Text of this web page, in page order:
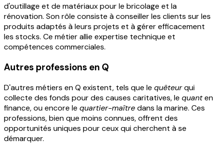
d'outillage et de matériaux pour le bricolage et la
rénovation. Son rôle consiste à conseiller les clients sur les
produits adaptés à leurs projets et à gérer efficacement
les stocks. Ce métier allie expertise technique et
compétences commerciales.
Autres professions en Q
D'autres métiers en Q existent, tels que le quêteurqui
collecte des fonds pour des causes caritatives, le quanten
finance, ou encore le quartier-maîtredans la marine. Ces
professions, bien que moins connues, offrent des
opportunités uniques pour ceux qui cherchent à se
démarquer.